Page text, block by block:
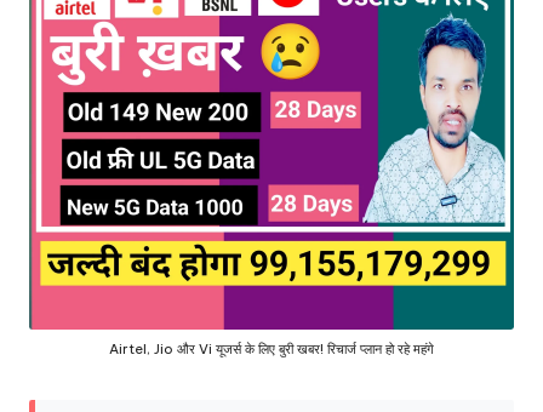
Airtel, Jio और Vi यूजर्स के लिए बुरी खबर! रिचार्ज प्लान हो रहे महंगे